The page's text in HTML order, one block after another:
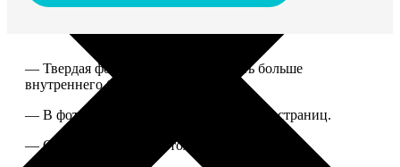
— Твердая фотообложка, размер чуть больше
внутреннего блока.
— В фотокниге может быть от 20 до 100 страниц.
— Страницы плотные, толщина 1 мм.